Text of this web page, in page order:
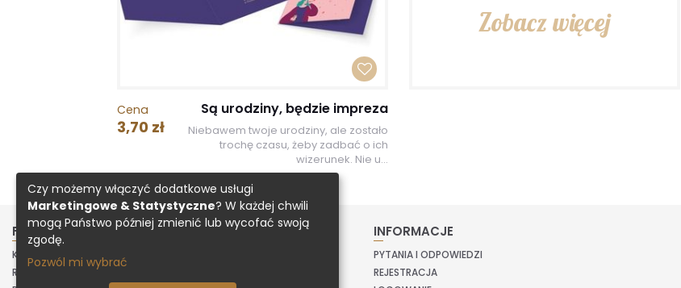
Cena
3,70 zł
Są urodziny, będzie impreza
Niebawem twoje urodziny, ale zostało
trochę czasu, żeby zadbać o ich
wizerunek. Nie u...
Zobacz więcej
FIRMA
KONTAKT
REGULAMIN
INNE INFORMACJE
PYTANIA I ODPOWIEDZI
REJESTRACJA
Czy możemy włączyć dodatkowe usługi
Marketingowe & Statystyczne? W każdej chwili
mogą Państwo później zmienić lub wycofać swoją
zgodę.
Pozwól mi wybrać